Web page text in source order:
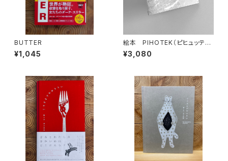
BUTTER
¥1,045
絵本 PIHOTEK（ピヒュッティ）
北極を風と歩く
¥3,080